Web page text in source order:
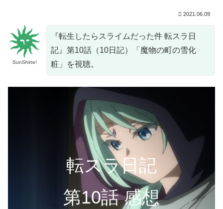
2021.06.09
SunShine!
『転生したらスライムだった件 転スラ日
記』第10話（10日記）「魔物の町の雪化
粧」を視聴。
転スラ日記
第10話 感想